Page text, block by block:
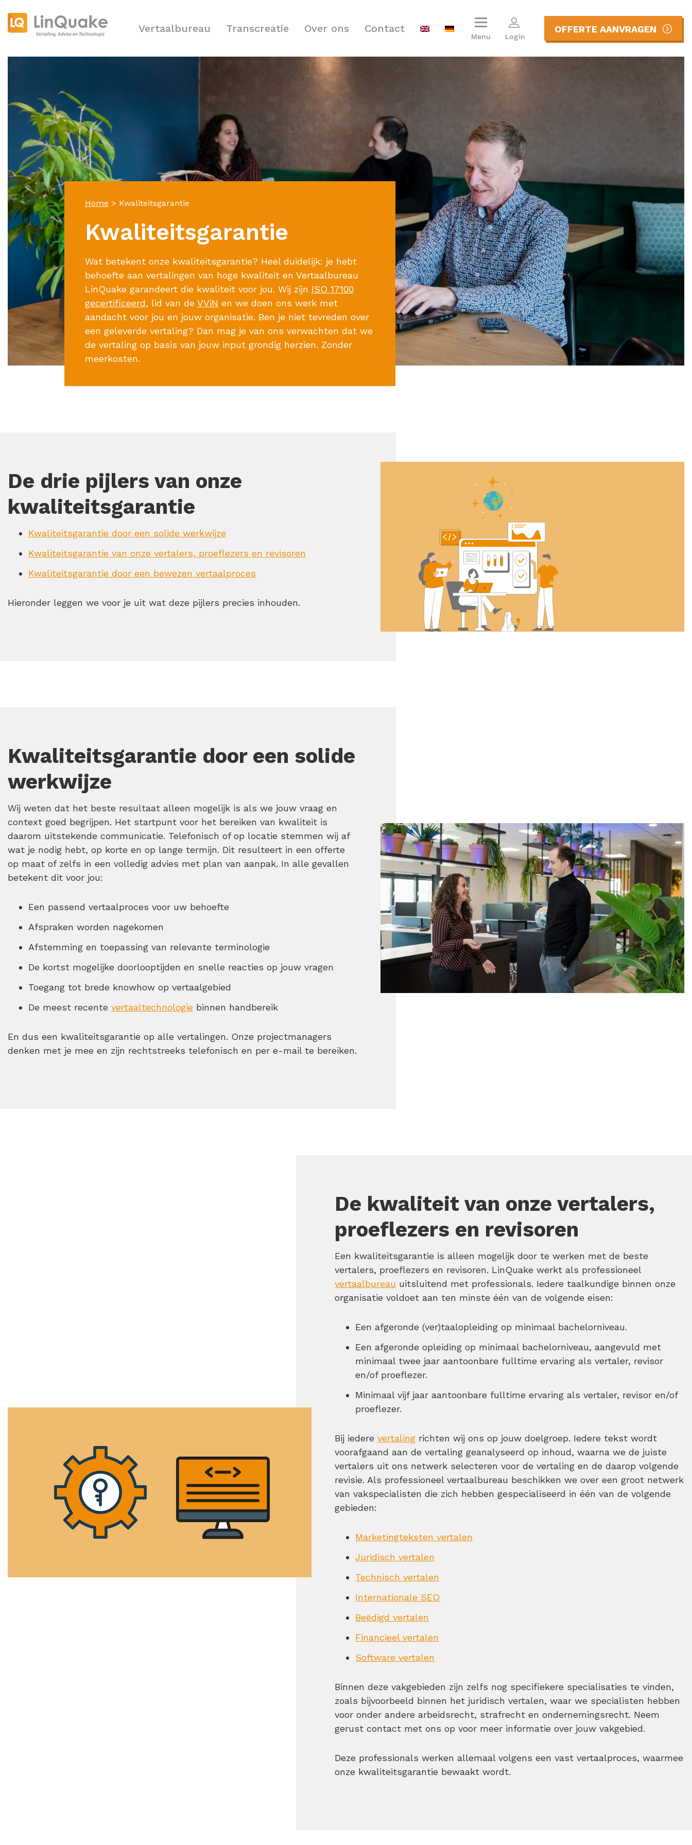
Vertaalbureau Transcreatie Over ons Contact
Menu Login
OFFERTE AANVRAGEN
Home > Kwaliteitsgarantie
Kwaliteitsgarantie
Wat betekent onze kwaliteitsgarantie? Heel duidelijk: je hebt
behoefte aan vertalingen van hoge kwaliteit en Vertaalbureau
LinQuake garandeert die kwaliteit voor jou. Wij zijn ISO 17100
gecertificeerd, lid van de VViN en we doen ons werk met
aandacht voor jou en jouw organisatie. Ben je niet tevreden over
een geleverde vertaling? Dan mag je van ons verwachten dat we
de vertaling op basis van jouw input grondig herzien. Zonder
meerkosten.
De drie pijlers van onze
kwaliteitsgarantie
Kwaliteitsgarantie door een solide werkwijze
Kwaliteitsgarantie van onze vertalers, proeflezers en revisoren
Kwaliteitsgarantie door een bewezen vertaalproces
Hieronder leggen we voor je uit wat deze pijlers precies inhouden.
Kwaliteitsgarantie door een solide
werkwijze
Wij weten dat het beste resultaat alleen mogelijk is als we jouw vraag en
context goed begrijpen. Het startpunt voor het bereiken van kwaliteit is
daarom uitstekende communicatie. Telefonisch of op locatie stemmen wij af
wat je nodig hebt, op korte en op lange termijn. Dit resulteert in een offerte
op maat of zelfs in een volledig advies met plan van aanpak. In alle gevallen
betekent dit voor jou:
Een passend vertaalproces voor uw behoefte
Afspraken worden nagekomen
Afstemming en toepassing van relevante terminologie
De kortst mogelijke doorlooptijden en snelle reacties op jouw vragen
Toegang tot brede knowhow op vertaalgebied
De meest recente vertaaltechnologie binnen handbereik
En dus een kwaliteitsgarantie op alle vertalingen. Onze projectmanagers
denken met je mee en zijn rechtstreeks telefonisch en per e-mail te bereiken.
De kwaliteit van onze vertalers,
proeflezers en revisoren
Een kwaliteitsgarantie is alleen mogelijk door te werken met de beste
vertalers, proeflezers en revisoren. LinQuake werkt als professioneel
vertaalbureau uitsluitend met professionals. Iedere taalkundige binnen onze
organisatie voldoet aan ten minste één van de volgende eisen:
Een afgeronde (ver)taalopleiding op minimaal bachelorniveau.
Een afgeronde opleiding op minimaal bachelorniveau, aangevuld met
minimaal twee jaar aantoonbare fulltime ervaring als vertaler, revisor
en/of proeflezer.
Minimaal vijf jaar aantoonbare fulltime ervaring als vertaler, revisor en/of
proeflezer.
Bij iederevertaling richten wij ons op jouw doelgroep. Iedere tekst wordt
voorafgaand aan de vertaling geanalyseerd op inhoud, waarna we de juiste
vertalers uit ons netwerk selecteren voor de vertaling en de daarop volgende
revisie. Als professioneel vertaalbureau beschikken we over een groot netwerk
van vakspecialisten die zich hebben gespecialiseerd in één van de volgende
gebieden:
Marketingteksten vertalen
Juridisch vertalen
Technisch vertalen
Internationale SEO
Beëdigd vertalen
Financieel vertalen
Software vertalen
Binnen deze vakgebieden zijn zelfs nog specifiekere specialisaties te vinden,
zoals bijvoorbeeld binnen het juridisch vertalen, waar we specialisten hebben
voor onder andere arbeidsrecht, strafrecht en ondernemingsrecht. Neem
gerust contact met ons op voor meer informatie over jouw vakgebied.
Deze professionals werken allemaal volgens een vast vertaalproces, waarmee
onze kwaliteitsgarantie bewaakt wordt.